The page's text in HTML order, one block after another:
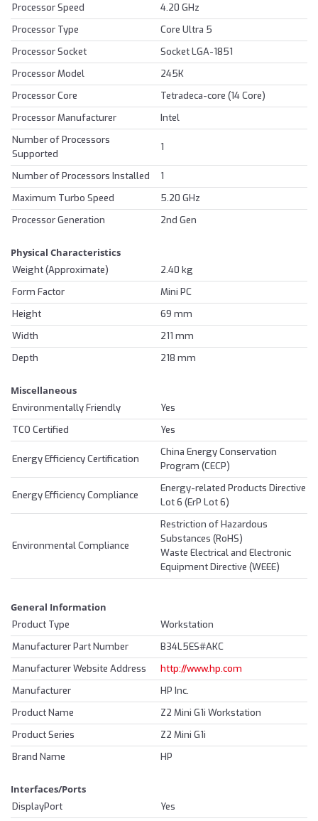
Processor Speed
4.20 GHz
Processor Type
Core Ultra 5
Processor Socket
Socket LGA-1851
Processor Model
245K
Processor Core
Tetradeca-core (14 Core)
Processor Manufacturer
Intel
Number of Processors
Supported
1
Number of Processors Installed
1
Maximum Turbo Speed
5.20 GHz
Processor Generation
2nd Gen
Physical Characteristics
Weight (Approximate)
2.40 kg
Form Factor
Mini PC
Height
69 mm
Width
211 mm
Depth
218 mm
Miscellaneous
Environmentally Friendly
Yes
TCO Certified
Yes
Energy Efficiency Certification
China Energy Conservation
Program (CECP)
Energy Efficiency Compliance
Energy-related Products Directive
Lot 6 (ErP Lot 6)
Environmental Compliance
Restriction of Hazardous
Substances (RoHS)
Waste Electrical and Electronic
Equipment Directive (WEEE)
General Information
Product Type
Workstation
Manufacturer Part Number
B34L5ES#AKC
Manufacturer Website Address
http://www.hp.com
Manufacturer
HP Inc.
Product Name
Z2 Mini G1i Workstation
Product Series
Z2 Mini G1i
Brand Name
HP
Interfaces/Ports
DisplayPort
Yes